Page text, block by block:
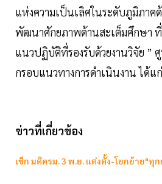
แห่งความเป็นเลิศในระดับภูมิภาค
พัฒนาศักยภาพด้านสะเต็มศึกษา ที่
แนวปฏิบัติที่รองรับด้วยงานวิจัย ”
กรอบแนวทางการดำเนินงาน ได้แก่
ข่าวที่เกี่ยวข้อง
เช็ก มติครม. 3 พ.ย. แต่งตั้ง-โยกย้าย"ทุ